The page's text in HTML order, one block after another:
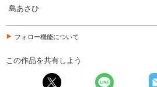
島あさひ
フォロー機能について
この作品を共有しよう